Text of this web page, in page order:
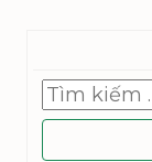
Tìm
kiếm
cho: